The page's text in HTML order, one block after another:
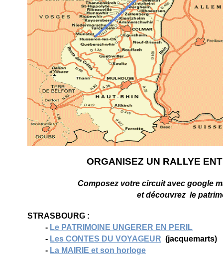
ORGANISEZ UN RALLYE
Composez votre circuit avec google
et découvrez le
STRASBOURG :
- Le PATRIMOINE UNGERER EN PERIL
- Les CONTES DU VOYAGEUR (jacquemarts)
- La MAIRIE et son horloge